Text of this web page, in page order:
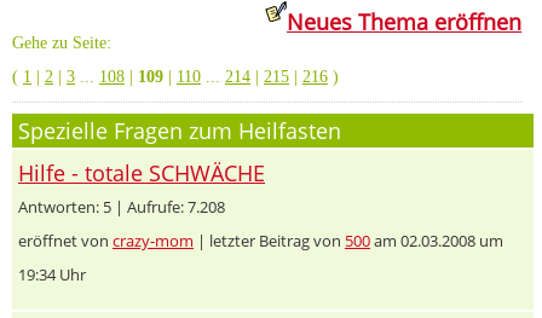
Neues Thema eröffnen
Gehe zu Seite:
( 1 2 3 108 109 110 214 215 216 )
Spezielle Fragen zum Heilfasten
Hilfe - totale SCHWÄCHE
Antworten: 5 | Aufrufe: 7.208
eröffnet von crazy-mom | letzter Beitrag von 500am 02.03.2008 um
19:34 Uhr